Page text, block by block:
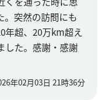
。突然の訪問にも
年超、20万km超え
した。感謝・感謝
年02月03日 21時36分